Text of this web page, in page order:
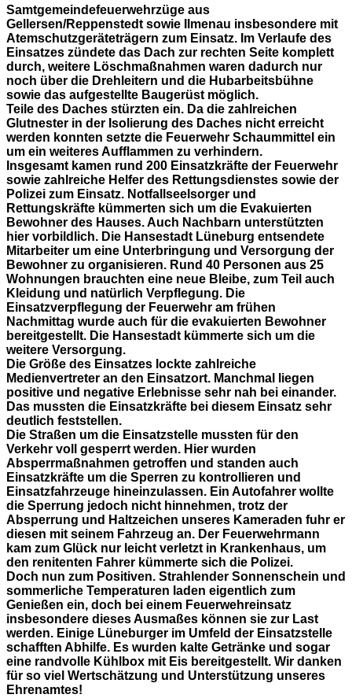
Samtgemeindefeuerwehrzüge aus
Gellersen/Reppenstedt sowie Ilmenau insbesondere mit
Atemschutzgeräteträgern zum Einsatz. Im Verlaufe des
Einsatzes zündete das Dach zur rechten Seite komplett
durch, weitere Löschmaßnahmen waren dadurch nur
noch über die Drehleitern und die Hubarbeitsbühne
sowie das aufgestellte Baugerüst möglich.
Teile des Daches stürzten ein. Da die zahlreichen
Glutnester in der Isolierung des Daches nicht erreicht
werden konnten setzte die Feuerwehr Schaummittel ein
um ein weiteres Aufflammen zu verhindern.
Insgesamt kamen rund 200 Einsatzkräfte der Feuerwehr
sowie zahlreiche Helfer des Rettungsdienstes sowie der
Polizei zum Einsatz. Notfallseelsorger und
Rettungskräfte kümmerten sich um die Evakuierten
Bewohner des Hauses. Auch Nachbarn unterstützten
hier vorbildlich. Die Hansestadt Lüneburg entsendete
Mitarbeiter um eine Unterbringung und Versorgung der
Bewohner zu organisieren. Rund 40 Personen aus 25
Wohnungen brauchten eine neue Bleibe, zum Teil auch
Kleidung und natürlich Verpflegung. Die
Einsatzverpflegung der Feuerwehr am frühen
Nachmittag wurde auch für die evakuierten Bewohner
bereitgestellt. Die Hansestadt kümmerte sich um die
weitere Versorgung.
Die Größe des Einsatzes lockte zahlreiche
Medienvertreter an den Einsatzort. Manchmal liegen
positive und negative Erlebnisse sehr nah bei einander.
Das mussten die Einsatzkräfte bei diesem Einsatz sehr
deutlich feststellen.
Die Straßen um die Einsatzstelle mussten für den
Verkehr voll gesperrt werden. Hier wurden
Absperrmaßnahmen getroffen und standen auch
Einsatzkräfte um die Sperren zu kontrollieren und
Einsatzfahrzeuge hineinzulassen. Ein Autofahrer wollte
die Sperrung jedoch nicht hinnehmen, trotz der
Absperrung und Haltzeichen unseres Kameraden fuhr er
diesen mit seinem Fahrzeug an. Der Feuerwehrmann
kam zum Glück nur leicht verletzt in Krankenhaus, um
den renitenten Fahrer kümmerte sich die Polizei.
Doch nun zum Positiven. Strahlender Sonnenschein und
sommerliche Temperaturen laden eigentlich zum
Genießen ein, doch bei einem Feuerwehreinsatz
insbesondere dieses Ausmaßes können sie zur Last
werden. Einige Lüneburger im Umfeld der Einsatzstelle
schafften Abhilfe. Es wurden kalte Getränke und sogar
eine randvolle Kühlbox mit Eis bereitgestellt. Wir danken
für so viel Wertschätzung und Unterstützung unseres
Ehrenamtes!